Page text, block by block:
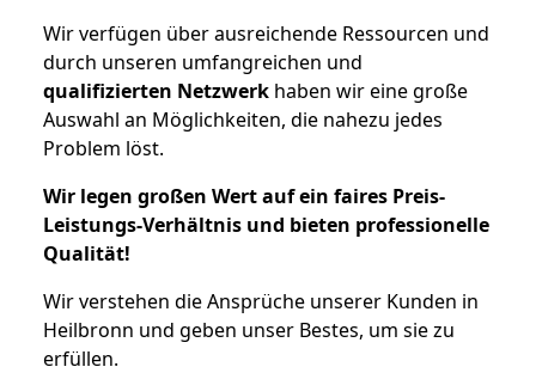
Wir verfügen über ausreichende Ressourcen und
durch unseren umfangreichen und
qualifizierten Netzwerk haben wir eine große
Auswahl an Möglichkeiten, die nahezu jedes
Problem löst.
Wir legen großen Wert auf ein faires Preis-
Leistungs-Verhältnis und bieten professionelle
Qualität!
Wir verstehen die Ansprüche unserer Kunden in
Heilbronn und geben unser Bestes, um sie zu
erfüllen.